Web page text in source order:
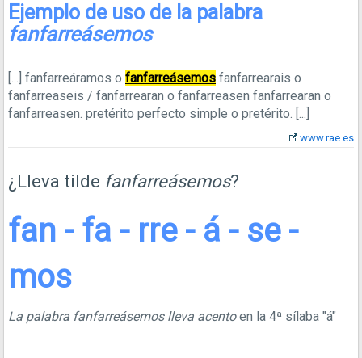
Ejemplo de uso de la palabra
fanfarreásemos
[...] fanfarreáramos o fanfarreásemos fanfarrearais o
fanfarreaseis / fanfarrearan o fanfarreasen fanfarrearan o
fanfarreasen. pretérito perfecto simple o pretérito. [...]
www.rae.es
¿Lleva tilde fanfarreásemos?
fan - fa - rre - á - se -
mos
La palabra fanfarreásemos lleva acentoen la 4ª sílaba "á"